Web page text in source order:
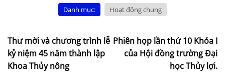
Danh mục: Hoạt động chung
Thư mời và chương trình lễ
kỷ niệm 45 năm thành lập
Khoa Thủy nông
Phiên họp lần thứ 10 Khóa I
của Hội đồng trường Đại
học Thủy lợi.